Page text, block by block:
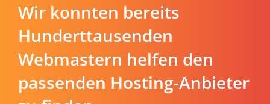
Wir konnten bereits
Hunderttausenden
Webmastern helfen den
passenden Hosting-Anbieter